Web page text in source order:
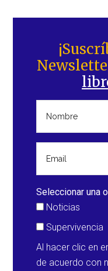
lateral
principal
Seleccionar una
Noticias
Supervivencia
Al hacer clic en
de acuerdo con